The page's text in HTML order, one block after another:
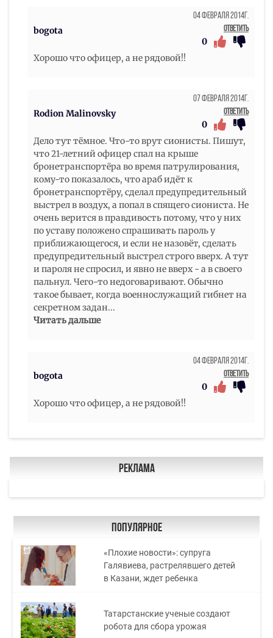
bogota
04 Февраля 2014г.
Ответить
0
Хорошо что офицер, а не рядовой!!
Rodion Malinovsky
07 Февраля 2014г.
Ответить
0
Дело тут тёмное. Что-то врут сионисты. Пишут,
что 21-летний офицер спал на крыше
бронетранспортёра во время патрулирования,
кому-то показалось, что араб идёт к
бронетранспортёру, сделал предупредительный
выстрел в воздух, а попал в спящего сиониста. Не
очень верится в правдивость потому, что у них
по уставу положено спрашивать пароль у
приближающегося, и если не назовёт, сделать
предупредительный выстрел строго вверх. А тут
и пароля не спросил, и явно не вверх - а в своего
пальнул. Чего-то недоговаривают. Обычно
такое бывает, когда военнослужащий гибнет на
секретном задан...
Читать дальше
bogota
04 Февраля 2014г.
Ответить
0
Хорошо что офицер, а не рядовой!!
Реклама
Популярное
«Плохие новости»: супруга
Галявиева, растрелявшего детей
в Казани, ждет ребенка
Татарстанские ученые создают
робота для сбора урожая